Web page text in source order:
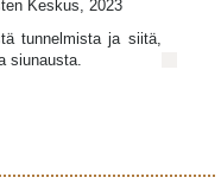
Keskus, 2023
tunnelmista ja siitä,
siunausta.